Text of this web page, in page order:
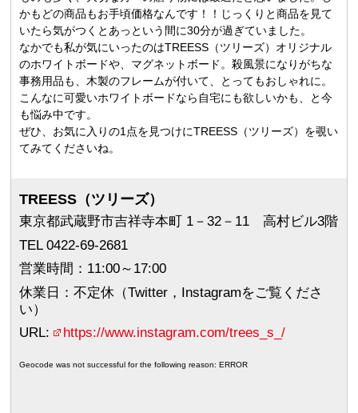
かもどの商品もお手頃価格なんです！！じっくりと商品を見て
いたら気がつくとあっという間に30分が過ぎていました。
なかでも私が気にいったのはTREESS（ツリーズ）オリジナル
のホワイトボードや、マグネットボード。殺風景になりがちな
事務用品も、木製のフレームが付いて、とってもおしゃれに。
こんなに可愛いホワイトボードなら自宅にも欲しいかも、と今
も悩み中です。
ぜひ、お気に入りの1点を見つけにTREESS（ツリーズ）を覗い
てみてくださいね。
TREESS（ツリーズ）
東京都武蔵野市吉祥寺本町 1－32－11 高村ビル3階
TEL 0422-69-2681
営業時間：11:00～17:00
休業日：不定休（Twitter，Instagramをご覧くださ
い）
URL:
https://www.instagram.com/trees_s_/
Geocode was not successful for the following reason: ERROR